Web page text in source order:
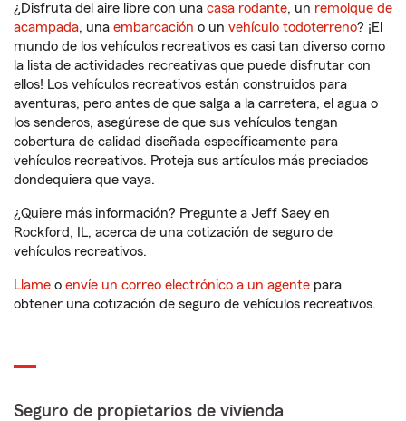
¿Disfruta del aire libre con una casa rodante, un remolque de
acampada, una embarcación o un vehículo todoterreno? ¡El
mundo de los vehículos recreativos es casi tan diverso como
la lista de actividades recreativas que puede disfrutar con
ellos! Los vehículos recreativos están construidos para
aventuras, pero antes de que salga a la carretera, el agua o
los senderos, asegúrese de que sus vehículos tengan
cobertura de calidad diseñada específicamente para
vehículos recreativos. Proteja sus artículos más preciados
dondequiera que vaya.
¿Quiere más información? Pregunte a Jeff Saey en
Rockford, IL, acerca de una cotización de seguro de
vehículos recreativos.
Llame o envíe un correo electrónico a un agente para
obtener una cotización de seguro de vehículos recreativos.
Seguro de propietarios de vivienda